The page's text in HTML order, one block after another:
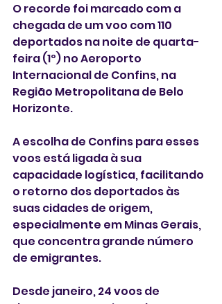
O recorde foi marcado com a
chegada de um voo com 110
deportados na noite de quarta-
feira (1º) no Aeroporto
Internacional de Confins, na
Região Metropolitana de Belo
Horizonte.
A escolha de Confins para esses
voos está ligada à sua
capacidade logística, facilitando
o retorno dos deportados às
suas cidades de origem,
especialmente em Minas Gerais,
que concentra grande número
de emigrantes.
Desde janeiro, 24 voos de